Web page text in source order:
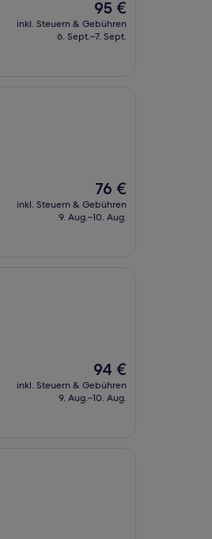
Der
Preis
beträgt
95 €
inkl. Steuern & Gebühren
6. Sept.–7. Sept.
Der
Preis
beträgt
76 €
inkl. Steuern & Gebühren
9. Aug.–10. Aug.
Der
Preis
beträgt
94 €
inkl. Steuern & Gebühren
9. Aug.–10. Aug.